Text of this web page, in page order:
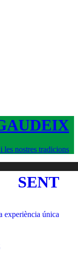
les nostres tradicions
SENT
experiència única